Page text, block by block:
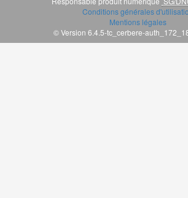
Conditions générales
Mentions légales
© Version 6.4.5-tc_cerbere-